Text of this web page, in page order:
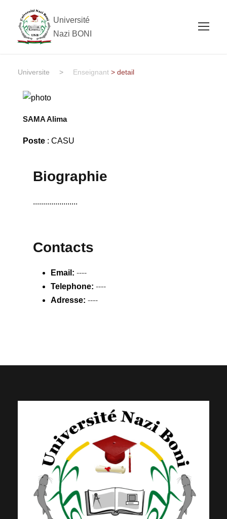
Université
Nazi BONI
Universite > Enseignant > detail
SAMA Alima
Poste: CASU
Biographie
......................
Contacts
Email: ----
Telephone: ----
Adresse: ----